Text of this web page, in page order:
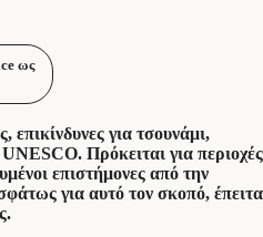
ως
επικίνδυνες για τσουνάμι,
Πρόκειται για περιοχές
επιστήμονες από την
για αυτό τον σκοπό, έπειτα